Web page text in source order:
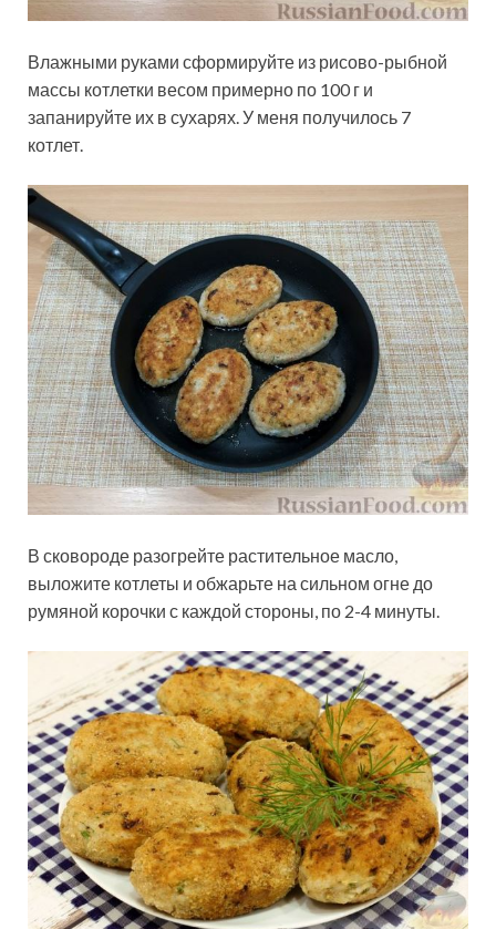
Влажными руками сформируйте из рисово-рыбной
массы котлетки весом примерно по 100 г и
запанируйте их в сухарях. У меня получилось 7
котлет.
В сковороде разогрейте растительное масло,
выложите котлеты и обжарьте на сильном огне до
румяной корочки с каждой стороны, по 2-4 минуты.